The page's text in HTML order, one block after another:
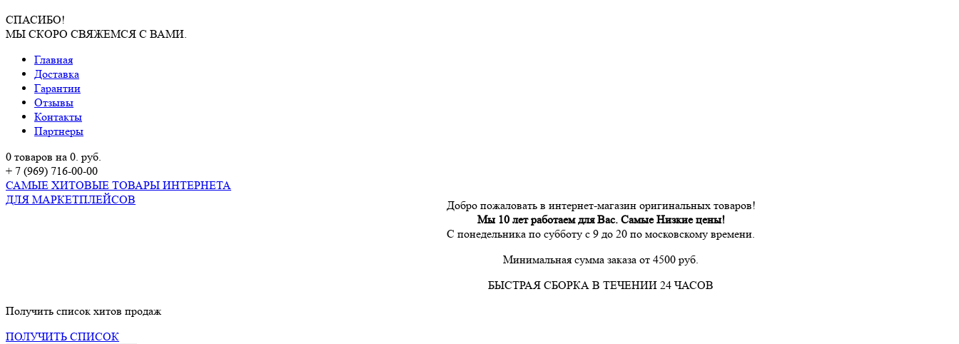
СПАСИБО!
МЫ СКОРО СВЯЖЕМСЯ С ВАМИ.
Главная
Доставка
Гарантии
Отзывы
Контакты
Партнеры
0 товаров на 0. руб.
+ 7 (969) 716-00-00
САМЫЕ ХИТОВЫЕ ТОВАРЫ ИНТЕРНЕТА
ДЛЯ МАРКЕТПЛЕЙСОВ
Добро пожаловать в интернет-магазин оригинальных товаров!
Мы 10 лет работаем для Вас. Самые Низкие цены!
С понедельника по субботу с 9 до 20 по московскому времени.
Минимальная сумма заказа от 4500 руб.
БЫСТРАЯ СБОРКА В ТЕЧЕНИИ 24 ЧАСОВ
Получить список хитов продаж
ПОЛУЧИТЬ СПИСОК